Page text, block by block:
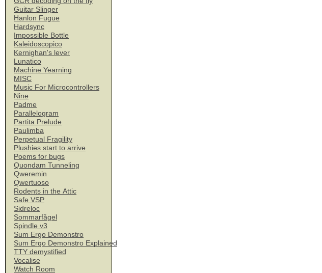
Guitar Slinger
Hanlon Fugue
Hardsync
Impossible Bottle
Kaleidoscopico
Kernighan's lever
Lunatico
Machine Yearning
MISC
Music For Microcontrollers
Nine
Padme
Parallelogram
Partita Prelude
Paulimba
Perpetual Fragility
Plushies start to arrive
Poems for bugs
Quondam Tunneling
Qweremin
Qwertuoso
Rodents in the Attic
Safe VSP
Sidreloc
Sommarfågel
Spindle v3
Sum Ergo Demonstro
Sum Ergo Demonstro Explained
TTY demystified
Vocalise
Watch Room